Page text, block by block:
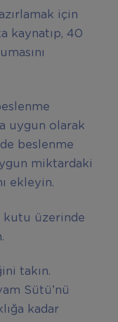
için
kaynatıp, 40
uygun olarak
beslenme
miktardaki
ekleyin.
kutu üzerinde
takın.
Sütü’nü
kadar